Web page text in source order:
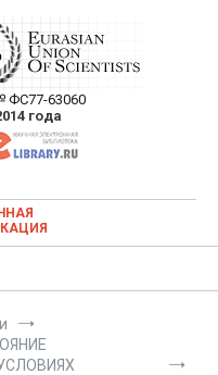
Ученых —
статей в
журнале
63060
года
научных статей в
журнале